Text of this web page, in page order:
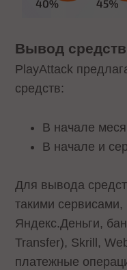
Вывод средств
PlayAttack
средств:
В начале
В начале и
Для вывода
такими сервисами,
Яндекс.Деньги,
Transfer), Skrill,
платежные